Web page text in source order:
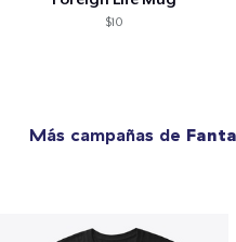
$10
Más campañas de